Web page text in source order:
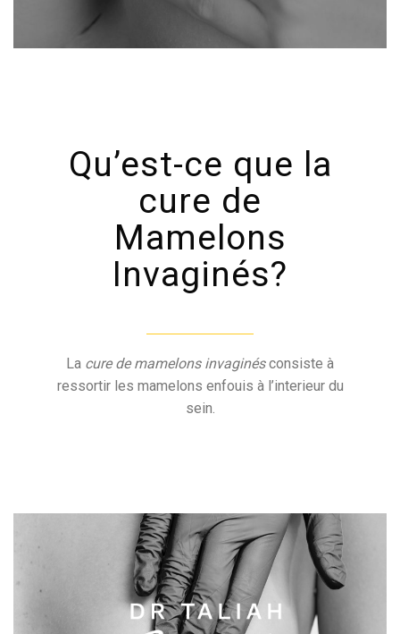
Qu’est-ce que la
cure de
Mamelons
Invaginés?
La cure de mamelons invaginésconsiste à
ressortir les mamelons enfouis à l’interieur du
sein.